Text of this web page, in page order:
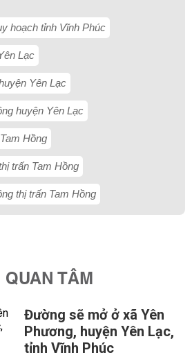
hoạch tỉnh Vĩnh Phúc
Lạc
Yên Lạc
huyện Yên Lạc
Hồng
trấn Tam Hồng
thị trấn Tam Hồng
TÂM
Đường sẽ mở ở xã Yên
Phương, huyện Yên Lạc,
tỉnh Vĩnh Phúc